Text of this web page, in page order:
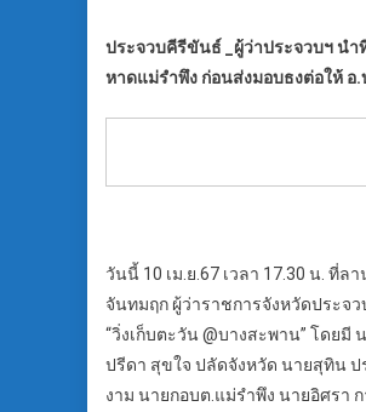
ประจวบคีรีขันธ์ _ผู้ว่าประจวบฯ นำ
หาดแม่รำพึง ก่อนส่งมอบธงต่อให้ อ
วันนี้ 10 เม.ย.67 เวลา 17.30 น. ที่
จันทมฤก ผู้ว่าราชการจังหวัดประจว
“วิ่งเก็บตะวัน @บางสะพาน” โดย
ปรีดา สุขใจ ปลัดจังหวัด นายสุทิน
งาม นายกอบต.แม่รำพึง นายอิศร